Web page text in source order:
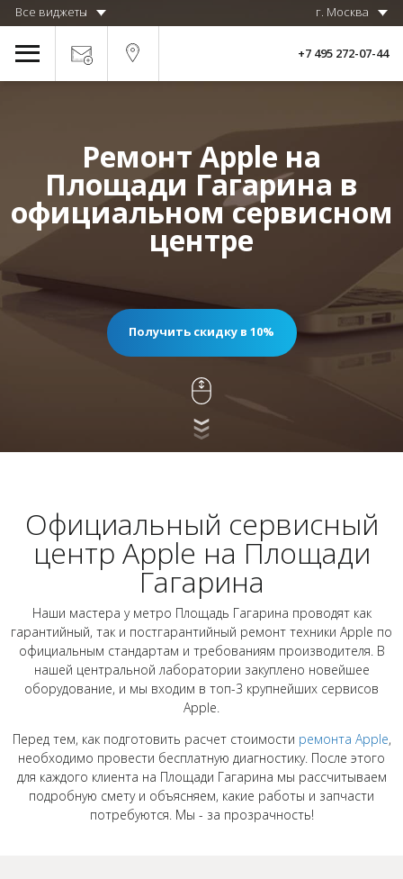
Все виджеты г. Москва
+7 495 272-07-44
Ремонт Apple на
Площади Гагарина в
официальном сервисном
центре
Получить скидку в 10%
Официальный сервисный
центр Apple на Площади
Гагарина
Наши мастера у метро Площадь Гагарина проводят как
гарантийный, так и постгарантийный ремонт техники Apple по
официальным стандартам и требованиям производителя. В
нашей центральной лаборатории закуплено новейшее
оборудование, и мы входим в топ-3 крупнейших сервисов
Apple.
Перед тем, как подготовить расчет стоимости ремонта Apple,
необходимо провести бесплатную диагностику. После этого
для каждого клиента на Площади Гагарина мы рассчитываем
подробную смету и объясняем, какие работы и запчасти
потребуются. Мы - за прозрачность!